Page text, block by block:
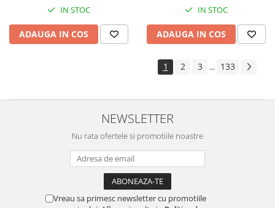
IN STOC
ADAUGA IN COS
IN STOC
ADAUGA IN COS
1 2 3 ... 133
NEWSLETTER
Nu rata ofertele si promotiile noastre
Vreau sa primesc newsletter cu promotiile